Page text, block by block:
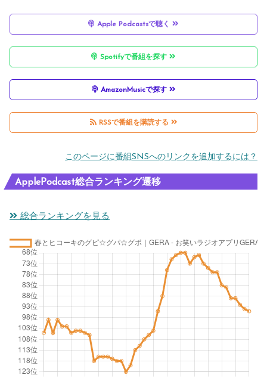
Apple Podcastsで聴く
Spotifyで番組を探す
AmazonMusicで探す
RSSで番組を購読する
このページに番組SNSへのリンクを追加するには？
ApplePodcast総合ランキング遷移
総合ランキングを見る